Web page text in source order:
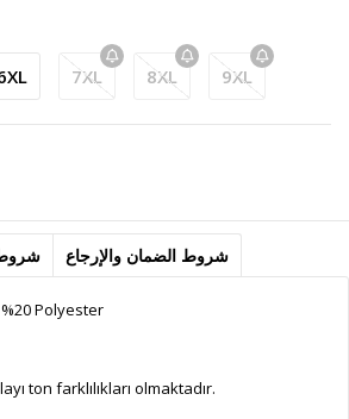
7XL 8XL 9XL
شروط شروط الضمان والإرجاع
Polyester
ton farklılıkları olmaktadır.